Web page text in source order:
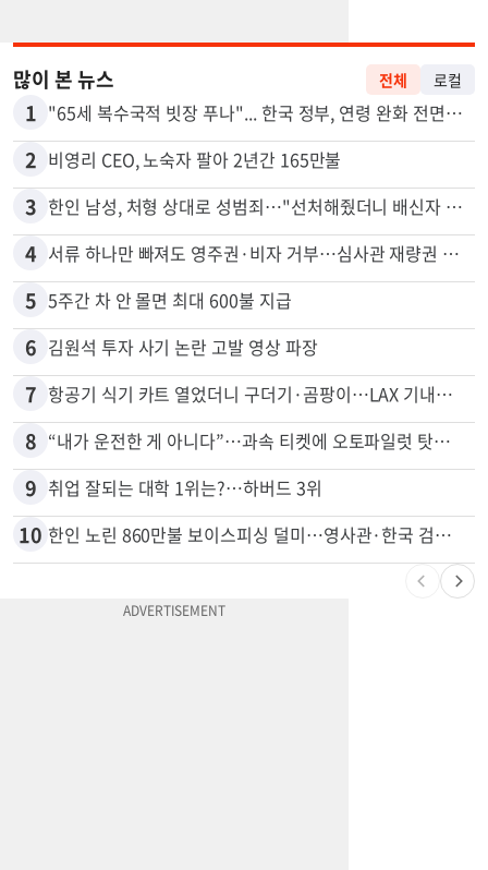
많이 본 뉴스 전체 로컬
1 "65세 복수국적 빗장 푸나"... 한국 정부, 연령 완화 전면 추진
2 비영리 CEO, 노숙자 팔아 2년간 165만불
3 한인 남성, 처형 상대로 성범죄…"선처해줬더니 배신자 취급"
4 서류 하나만 빠져도 영주권·비자 거부…심사관 재량권 대폭 확대
5 5주간 차 안 몰면 최대 600불 지급
6 김원석 투자 사기 논란 고발 영상 파장
7 항공기 식기 카트 열었더니 구더기·곰팡이…LAX 기내식 업체 논란
8 “내가 운전한 게 아니다”…과속 티켓에 오토파일럿 탓한 운전자
9 취업 잘되는 대학 1위는?…하버드 3위
10 한인 노린 860만불 보이스피싱 덜미…영사관·한국 검찰 사칭